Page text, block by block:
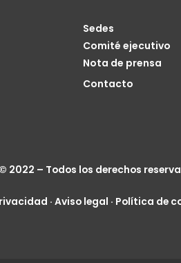
Sedes
Comité ejecutivo
Nota de prensa
Contacto
2022 – Todos los derechos
· Aviso legal · Política de